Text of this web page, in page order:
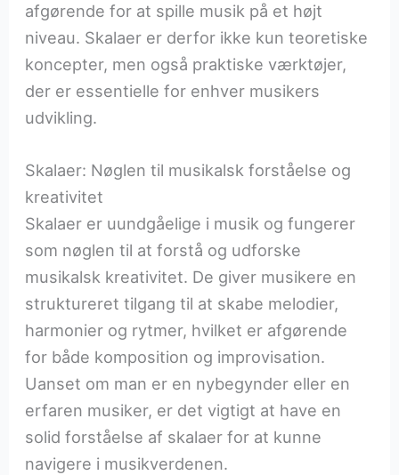
afgørende for at spille musik på et højt
niveau. Skalaer er derfor ikke kun teoretiske
koncepter, men også praktiske værktøjer,
der er essentielle for enhver musikers
udvikling.
Skalaer: Nøglen til musikalsk forståelse og
kreativitet
Skalaer er uundgåelige i musik og fungerer
som nøglen til at forstå og udforske
musikalsk kreativitet. De giver musikere en
struktureret tilgang til at skabe melodier,
harmonier og rytmer, hvilket er afgørende
for både komposition og improvisation.
Uanset om man er en nybegynder eller en
erfaren musiker, er det vigtigt at have en
solid forståelse af skalaer for at kunne
navigere i musikverdenen.